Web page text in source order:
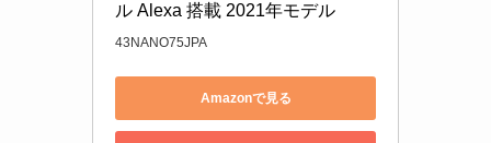
ル Alexa 搭載 2021年モデル
43NANO75JPA
Amazonで見る